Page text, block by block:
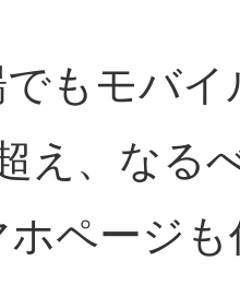
もモバ
え、なる
ページ